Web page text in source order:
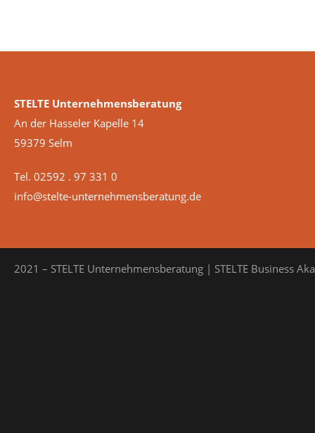
STELTE Unternehmensberatung
An der Hasseler Kapelle 14
59379 Selm
Tel. 02592 . 97 331 0
info@stelte-unternehmensberatung.de
2021 – STELTE Unternehmensberatung | STELTE Business